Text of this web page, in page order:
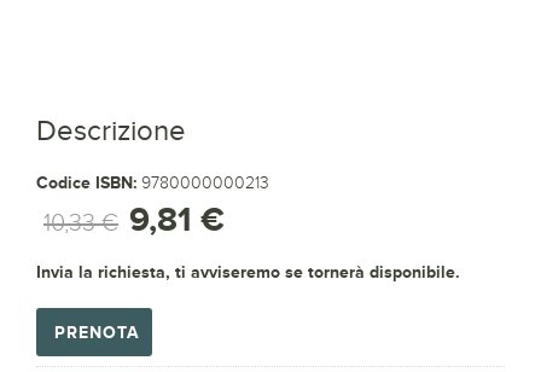
Descrizione
Codice ISBN: 9780000000213
10,33 € 9,81 €
Invia la richiesta, ti avviseremo se tornerà disponibile.
PRENOTA